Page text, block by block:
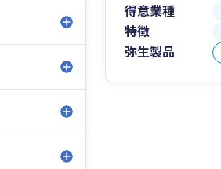
得意業種
特徴
弥生製品